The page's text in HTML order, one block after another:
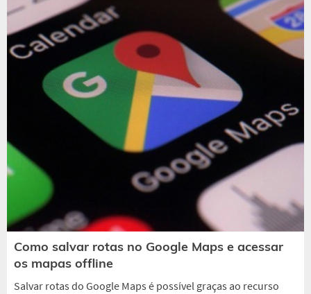
Como salvar rotas no Google Maps e acessar
os mapas offline
Salvar rotas do Google Maps é possível graças ao recurso